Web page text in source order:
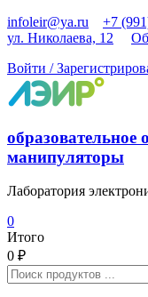
Перейти
к
infoleir@ya.ru +7
ул. Николаева, 12
Войти /
образовательное
манипуляторы
Лаборатория
0
Итого
0 ₽
Найти: